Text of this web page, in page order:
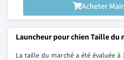
Acheter
Launcheur pour chien Taille du
La taille du marché a été évaluée